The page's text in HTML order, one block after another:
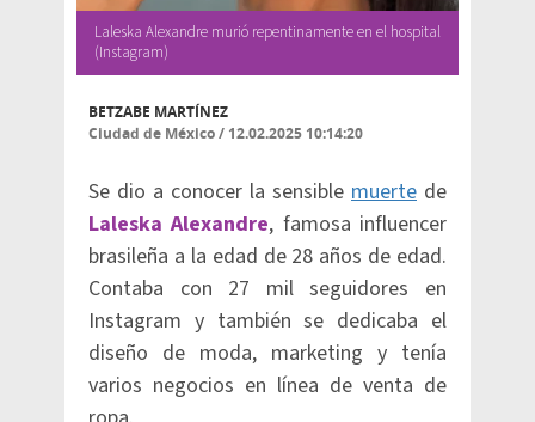
Laleska Alexandre murió repentinamente en el hospital
(Instagram)
BETZABE MARTÍNEZ
Ciudad de México/ 12.02.2025 10:14:20
Se dio a conocer la sensible muerte de
Laleska Alexandre, famosa influencer
brasileña a la edad de 28 años de edad.
Contaba con 27 mil seguidores en
Instagram y también se dedicaba el
diseño de moda, marketing y tenía
varios negocios en línea de venta de